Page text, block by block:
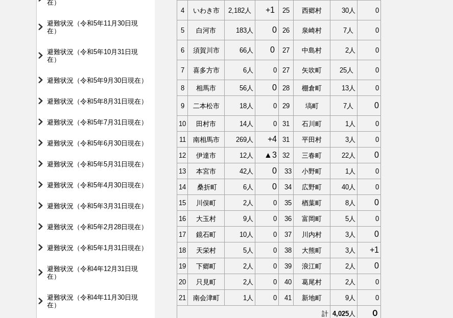
在）
避難状況（令和5年11月30日現
在）
避難状況（令和5年10月31日現
在）
避難状況（令和5年9月30日現在）
避難状況（令和5年8月31日現在）
避難状況（令和5年7月31日現在）
避難状況（令和5年6月30日現在）
避難状況（令和5年5月31日現在）
避難状況（令和5年4月30日現在）
避難状況（令和5年3月31日現在）
避難状況（令和5年2月28日現在）
避難状況（令和5年1月31日現在）
避難状況（令和4年12月31日現
在）
避難状況（令和4年11月30日現
在）
4 いわき市 2,182人 +1 25 西郷村 30人 0
5 白河市 183人 0 26 泉崎村 7人 0
6 須賀川市 66人 0 27 中島村 2人 0
7 喜多方市 6人 0 27 矢吹町 25人 0
8 相馬市 56人 0 28 棚倉町 13人 0
9 二本松市 18人 0 29 塙町 7人 0
10 田村市 14人 0 31 石川町 1人 0
11 南相馬市 269人 +4 31 平田村 3人 0
12 伊達市 12人 ▲3 32 三春町 22人 0
13 本宮市 42人 0 33 小野町 1人 0
14 桑折町 6人 0 34 広野町 40人 0
15 川俣町 2人 0 35 楢葉町 8人 0
16 大玉村 9人 0 36 富岡町 5人 0
17 鏡石町 10人 0 37 川内村 3人 0
18 天栄村 5人 0 38 大熊町 3人 +1
19 下郷町 2人 0 39 浪江町 2人 0
20 只見町 2人 0 40 葛尾村 2人 0
21 南会津町 1人 0 41 新地町 9人 0
計 4,025人 ０